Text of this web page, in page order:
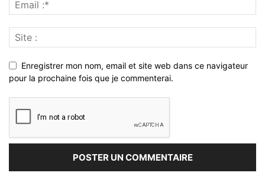
Enregistrer mon nom, email et site web dans ce navigateur
pour la prochaine fois que je commenterai.